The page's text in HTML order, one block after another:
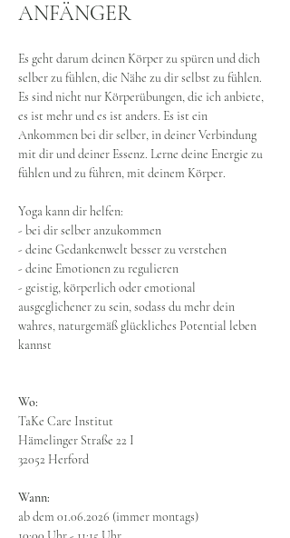
ANFÄNGER
Es geht darum deinen Körper zu spüren und dich
selber zu fühlen, die Nähe zu dir selbst zu fühlen.
Es sind nicht nur Körperübungen, die ich anbiete,
es ist mehr und es ist anders. Es ist ein
Ankommen bei dir selber, in deiner Verbindung
mit dir und deiner Essenz. Lerne deine Energie zu
fühlen und zu führen, mit deinem Körper.
Yoga kann dir helfen:
- bei dir selber anzukommen
- deine Gedankenwelt besser zu verstehen
- deine Emotionen zu regulieren
- geistig, körperlich oder emotional
ausgeglichener zu sein, sodass du mehr dein
wahres, naturgemäß glückliches Potential leben
kannst
Wo:
TaKe Care Institut
Hämelinger Straße 22 I
32052 Herford
Wann:
ab dem 01.06.2026 (immer montags)